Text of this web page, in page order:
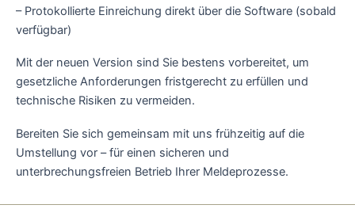
– Protokollierte Einreichung direkt über die Software (sobald
verfügbar)
Mit der neuen Version sind Sie bestens vorbereitet, um
gesetzliche Anforderungen fristgerecht zu erfüllen und
technische Risiken zu vermeiden.
Bereiten Sie sich gemeinsam mit uns frühzeitig auf die
Umstellung vor – für einen sicheren und
unterbrechungsfreien Betrieb Ihrer Meldeprozesse.